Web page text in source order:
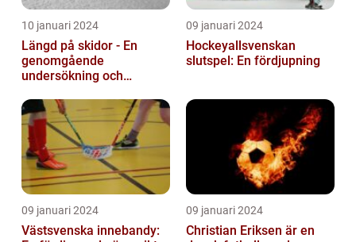
10 januari 2024
Längd på skidor - En
genomgående
undersökning och
09 januari 2024
Hockeyallsvenskan
slutspel: En fördjupning
09 januari 2024
Västsvenska innebandy:
09 januari 2024
Christian Eriksen är en